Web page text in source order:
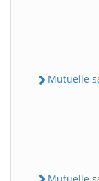
Mutuelle
Mutuelle